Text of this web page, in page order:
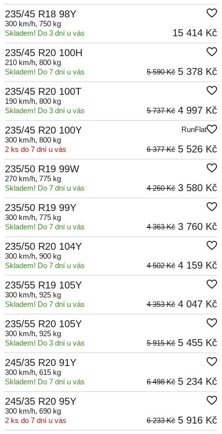
235/45 R18 98Y
300 km/h, 750 kg
Skladem! Do 3 dní u vás
15 414 Kč
235/45 R20 100H
210 km/h, 800 kg
Skladem! Do 7 dní u vás
5 378 Kč
5 590 Kč
235/45 R20 100T
190 km/h, 800 kg
Skladem! Do 3 dní u vás
4 997 Kč
5 737 Kč
235/45 R20 100Y
RunFlat
300 km/h, 800 kg
2 ks do 7 dní u vás
5 526 Kč
6 377 Kč
235/50 R19 99W
270 km/h, 775 kg
Skladem! Do 7 dní u vás
3 580 Kč
4 260 Kč
235/50 R19 99Y
300 km/h, 775 kg
Skladem! Do 7 dní u vás
3 760 Kč
4 363 Kč
235/50 R20 104Y
300 km/h, 900 kg
Skladem! Do 7 dní u vás
4 159 Kč
4 502 Kč
235/55 R19 105Y
300 km/h, 925 kg
Skladem! Do 7 dní u vás
4 047 Kč
4 353 Kč
235/55 R20 105Y
300 km/h, 925 kg
Skladem! Do 3 dní u vás
5 455 Kč
5 915 Kč
245/35 R20 91Y
300 km/h, 615 kg
Skladem! Do 7 dní u vás
5 234 Kč
6 498 Kč
245/35 R20 95Y
300 km/h, 690 kg
2 ks do 7 dní u vás
5 916 Kč
6 233 Kč